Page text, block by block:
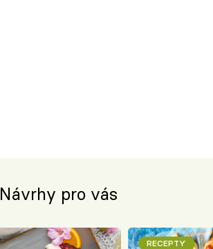
Návrhy pro vás
RECEPTY